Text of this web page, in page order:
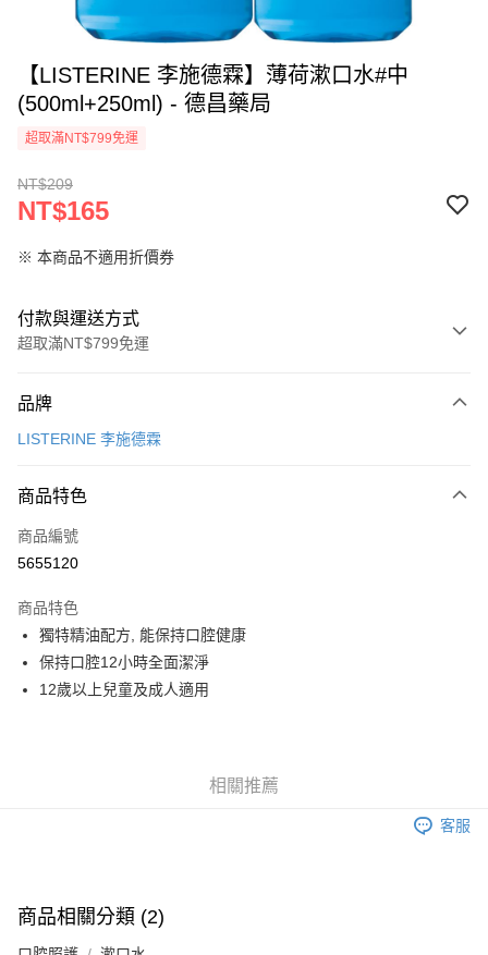
【LISTERINE 李施德霖】薄荷漱口水#中
(500ml+250ml) - 德昌藥局
超取滿NT$799免運
NT$209
NT$165
※ 本商品不適用折價券
付款與運送方式
超取滿NT$799免運
信用卡一次付款
LINE Pay
Apple Pay
悠遊付
Google Pay
全盈+PAY
【「AFTEE先享後付」結帳流程】
１．於結帳方式選擇「AFTEE先享後付」後，將跳轉至「AFTEE先享後付」
7-11取貨付款
品牌
LISTERINE 李施德霖
商品特色
商品編號
5655120
商品特色
獨特精油配方, 能保持口腔健康
保持口腔12小時全面潔淨
12歲以上兒童及成人適用
相關推薦
客服
商品相關分類 (2)